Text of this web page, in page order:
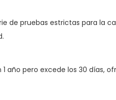
de pruebas estrictas para la
año pero excede los 30 días,